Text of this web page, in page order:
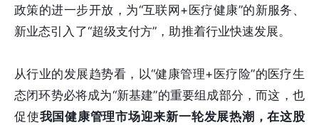
政策的进一步开放，为“互联网+医疗健康”的新服务、
新业态引入了“超级支付方”，助推着行业快速发展。
从行业的发展趋势看，以“健康管理+医疗险”的医疗生
态闭环势必将成为“新基建”的重要组成部分，而这，也
促使我国健康管理市场迎来新一轮发展热潮，在这股